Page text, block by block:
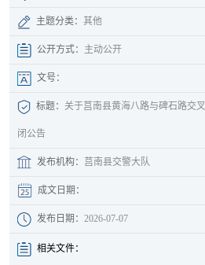
主题分类： 其他
公开方式： 主动公开
文号：
标题： 关于莒南县黄海八路与碑石路交
闭公告
发布机构： 莒南县交警大队
成文日期：
发布日期： 2026-07-07
相关文件：